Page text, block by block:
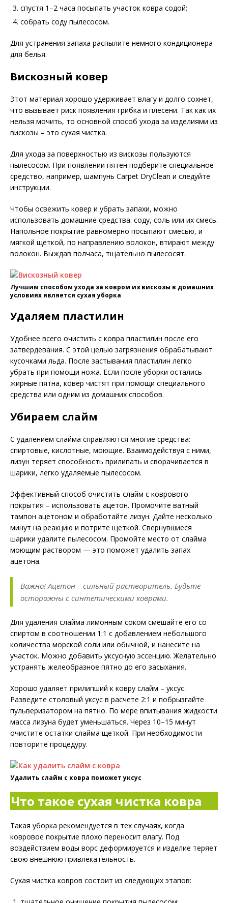
спустя 1–2 часа посыпать участок ковра содой;
собрать соду пылесосом.
Для устранения запаха распылите немного кондиционера
для белья.
Вискозный ковер
Этот материал хорошо удерживает влагу и долго сохнет,
что вызывает риск появления грибка и плесени. Так как их
нельзя мочить, то основной способ ухода за изделиями из
вискозы – это сухая чистка.
Для ухода за поверхностью из вискозы пользуются
пылесосом. При появлении пятен подберите специальное
средство, например, шампунь Carpet DryClean и следуйте
инструкции.
Чтобы освежить ковер и убрать запахи, можно
использовать домашние средства: соду, соль или их смесь.
Напольное покрытие равномерно посыпают смесью, и
мягкой щеткой, по направлению волокон, втирают между
волокон. Выждав полчаса, тщательно пылесосят.
Лучшим способом ухода за ковром из вискозы в домашних
условиях является сухая уборка
Удаляем пластилин
Удобнее всего очистить с ковра пластилин после его
затвердевания. С этой целью загрязнения обрабатывают
кусочками льда. После застывания пластилин легко
убрать при помощи ножа. Если после уборки остались
жирные пятна, ковер чистят при помощи специального
средства или одним из домашних способов.
Убираем слайм
С удалением слайма справляются многие средства:
спиртовые, кислотные, моющие. Взаимодействуя с ними,
лизун теряет способность прилипать и сворачивается в
шарики, легко удаляемые пылесосом.
Эффективный способ очистить слайм с коврового
покрытия – использовать ацетон. Промочите ватный
тампон ацетоном и обработайте лизун. Дайте несколько
минут на реакцию и потрите щеткой. Свернувшиеся
шарики удалите пылесосом. Промойте место от слайма
моющим раствором — это поможет удалить запах
ацетона.
Важно! Ацетон – сильный растворитель. Будьте
осторожны с синтетическими коврами.
Для удаления слайма лимонным соком смешайте его со
спиртом в соотношении 1:1 с добавлением небольшого
количества морской соли или обычной, и нанесите на
участок. Можно добавить уксусную эссенцию. Желательно
устранять желеобразное пятно до его засыхания.
Хорошо удаляет прилипший к ковру слайм – уксус.
Разведите столовый уксус в расчете 2:1 и побрызгайте
пульверизатором на пятно. По мере впитывания жидкости
масса лизуна будет уменьшаться. Через 10–15 минут
очистите остатки слайма щеткой. При необходимости
повторите процедуру.
Удалить слайм с ковра поможет уксус
Что такое сухая чистка ковра
Такая уборка рекомендуется в тех случаях, когда
ковровое покрытие плохо переносит влагу. Под
воздействием воды ворс деформируется и изделие теряет
свою внешнюю привлекательность.
Сухая чистка ковров состоит из следующих этапов: